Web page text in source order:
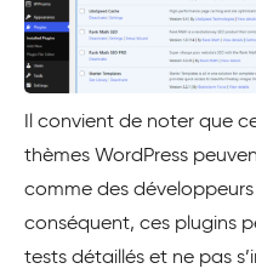
Il convient de noter que
thèmes WordPress
comme des développeurs
conséquent, ces plugins
tests détaillés et ne pas